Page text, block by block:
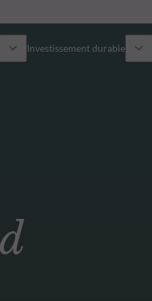
Investissement durable